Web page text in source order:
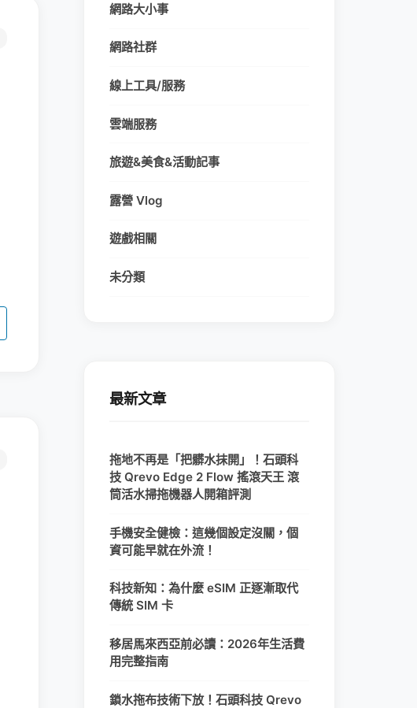
網路大小事
網路社群
線上工具/服務
雲端服務
旅遊&美食&活動記事
露營 Vlog
遊戲相關
未分類
最新文章
拖地不再是「把髒水抹開」！石頭科
技 Qrevo Edge 2 Flow 搖滾天王 滾
筒活水掃拖機器人開箱評測
手機安全健檢：這幾個設定沒關，個
資可能早就在外流！
科技新知：為什麼 eSIM 正逐漸取代
傳統 SIM 卡
移居馬來西亞前必讀：2026年生活費
用完整指南
鎖水拖布技術下放！石頭科技 Qrevo